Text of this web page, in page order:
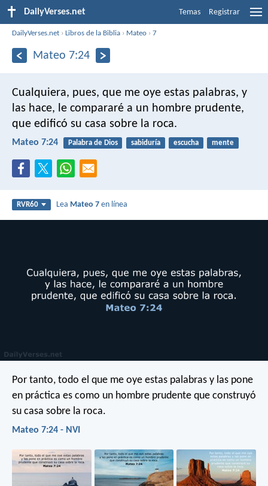
DailyVerses.net Temas Registrar
DailyVerses.net ›Libros de la Biblia › Mateo ›7
Mateo 7:24
Cualquiera, pues, que me oye estas palabras, y
las hace, le compararé a un hombre prudente,
que edificó su casa sobre la roca.
Mateo 7:24 Palabra de Dios sabiduría escucha mente
RVR60 Lea Mateo 7 en línea
Por tanto, todo el que me oye estas palabras y las pone
en práctica es como un hombre prudente que construyó
su casa sobre la roca.
Mateo 7:24 - NVI